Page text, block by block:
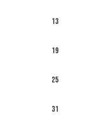
13
19
25
31